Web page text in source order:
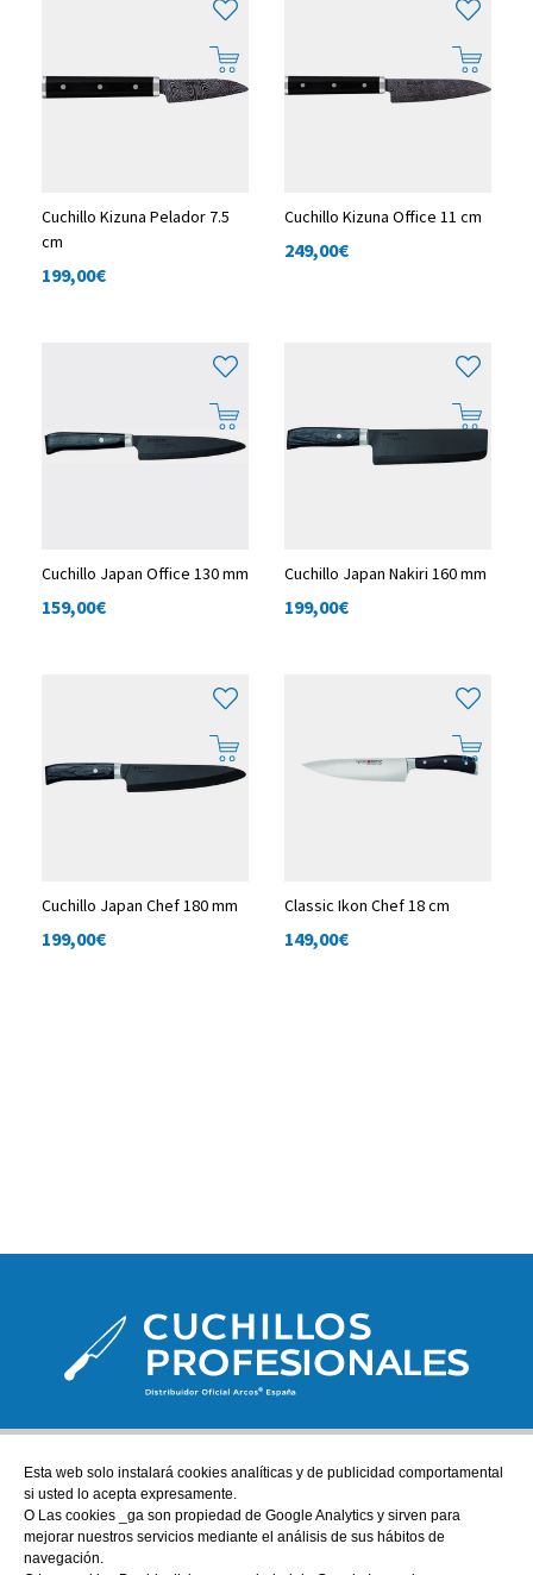
Cuchillo Kizuna Pelador 7.5
cm
199,00€
Cuchillo Kizuna Office 11 cm
249,00€
Cuchillo Japan Office 130 mm
159,00€
Cuchillo Japan Nakiri 160 mm
199,00€
Cuchillo Japan Chef 180 mm
199,00€
Classic Ikon Chef 18 cm
149,00€
ATENCIÓN AL CLIENTE
tienda@cuchillos-profesionales.com
972555255
Esta web solo instalará cookies analíticas y de publicidad comportamental
si usted lo acepta expresamente.
O Las cookies _ga son propiedad de Google Analytics y sirven para
mejorar nuestros servicios mediante el análisis de sus hábitos de
navegación.